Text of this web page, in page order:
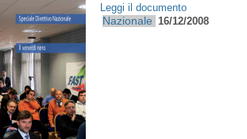
Leggi il documento
Nazionale 16/12/2008